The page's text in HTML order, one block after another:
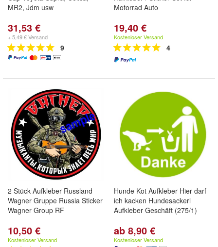
MR2, Jdm usw
31,53 €
+ 5,49 € Versand
9
Motorrad Auto
19,40 €
Kostenloser Versand
4
2 Stück Aufkleber Russland
Wagner Gruppe Russia Sticker
Wagner Group RF
10,50 €
Kostenloser Versand
Hunde Kot Aufkleber Hier darf
ich kacken Hundesackerl
Aufkleber Geschäft (275/1)
ab 8,90 €
Kostenloser Versand